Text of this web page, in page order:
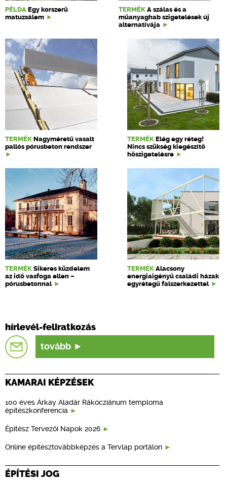
PÉLDA Egy korszerű
matuzsálem
TERMÉK A szálas és a
műanyaghab szigetelések új
alternatívája
TERMÉK Nagyméretű vasalt
pallós pórusbeton rendszer
TERMÉK Elég egy réteg!
Nincs szükség kiegészítő
hőszigetelésre
TERMÉK Sikeres küzdelem
az idő vasfoga ellen –
pórusbetonnal
TERMÉK Alacsony
energiaigényű családi házak
egyrétegű falszerkezettel
hírlevél-feliratkozás
tovább
KAMARAI KÉPZÉSEK
100 éves Árkay Aladár Rákócziánum temploma
építészkonferencia
Építész Tervezői Napok 2026
Online építésztovábbképzés a Tervlap portálon
ÉPÍTÉSI JOG